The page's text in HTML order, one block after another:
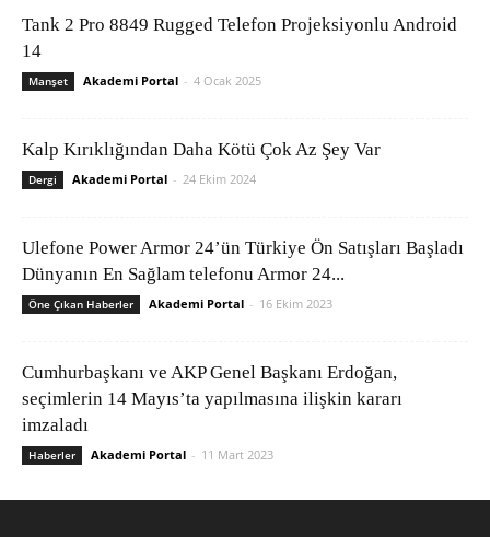
Tank 2 Pro 8849 Rugged Telefon Projeksiyonlu Android
14
Manşet Akademi Portal - 4 Ocak 2025
Kalp Kırıklığından Daha Kötü Çok Az Şey Var
Dergi Akademi Portal - 24 Ekim 2024
Ulefone Power Armor 24’ün Türkiye Ön Satışları Başladı
Dünyanın En Sağlam telefonu Armor 24...
Öne Çıkan Haberler Akademi Portal - 16 Ekim 2023
Cumhurbaşkanı ve AKP Genel Başkanı Erdoğan,
seçimlerin 14 Mayıs’ta yapılmasına ilişkin kararı
imzaladı
Haberler Akademi Portal - 11 Mart 2023